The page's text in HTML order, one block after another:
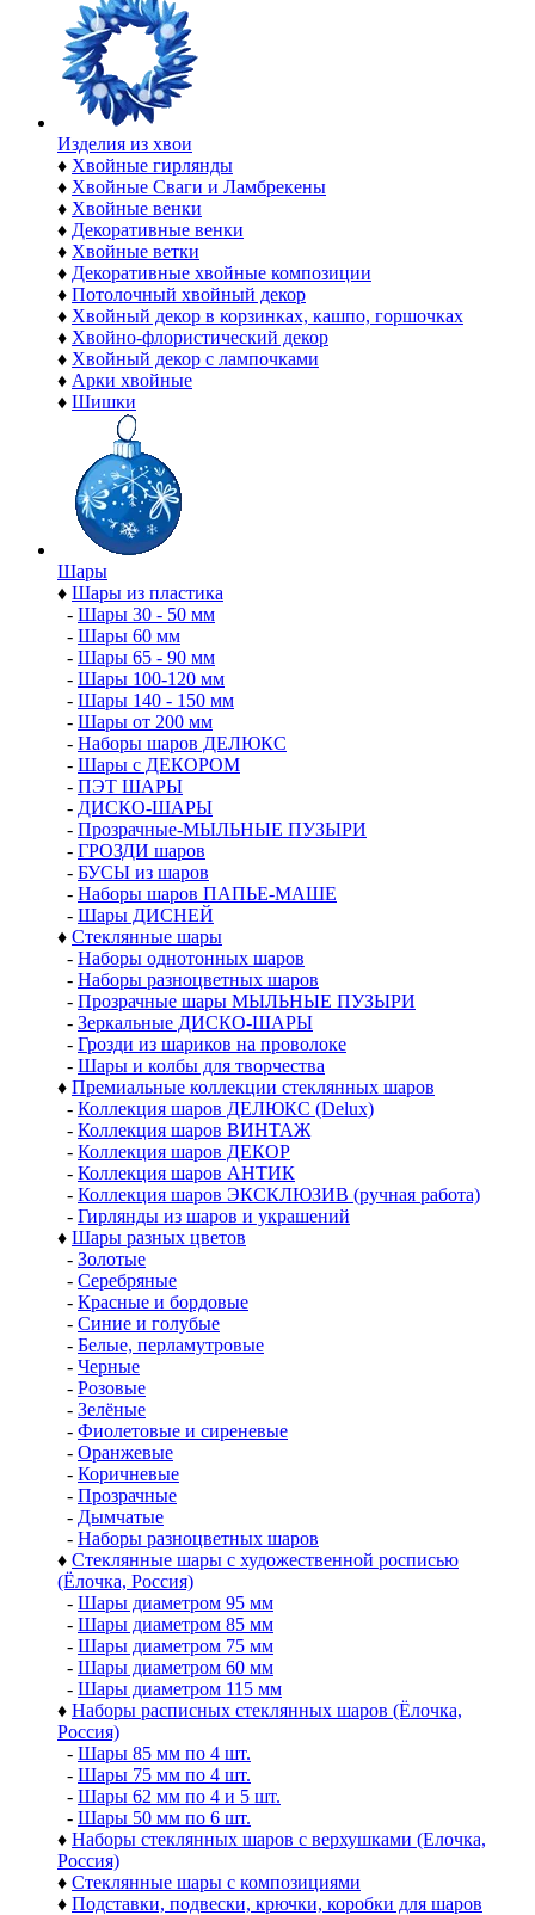
Изделия из хвои
♦ Хвойные гирлянды
♦ Хвойные Сваги и Ламбрекены
♦ Хвойные венки
♦ Декоративные венки
♦ Хвойные ветки
♦ Декоративные хвойные композиции
♦ Потолочный хвойный декор
♦ Хвойный декор в корзинках, кашпо, горшочках
♦ Хвойно-флористический декор
♦ Хвойный декор с лампочками
♦ Арки хвойные
♦ Шишки
Шары
♦ Шары из пластика
- Шары 30 - 50 мм
- Шары 60 мм
- Шары 65 - 90 мм
- Шары 100-120 мм
- Шары 140 - 150 мм
- Шары от 200 мм
- Наборы шаров ДЕЛЮКС
- Шары с ДЕКОРОМ
- ПЭТ ШАРЫ
- ДИСКО-ШАРЫ
- Прозрачные-МЫЛЬНЫЕ ПУЗЫРИ
- ГРОЗДИ шаров
- БУСЫ из шаров
- Наборы шаров ПАПЬЕ-МАШЕ
- Шары ДИСНЕЙ
♦ Стеклянные шары
- Наборы однотонных шаров
- Наборы разноцветных шаров
- Прозрачные шары МЫЛЬНЫЕ ПУЗЫРИ
- Зеркальные ДИСКО-ШАРЫ
- Грозди из шариков на проволоке
- Шары и колбы для творчества
♦ Премиальные коллекции стеклянных шаров
- Коллекция шаров ДЕЛЮКС (Delux)
- Коллекция шаров ВИНТАЖ
- Коллекция шаров ДЕКОР
- Коллекция шаров АНТИК
- Коллекция шаров ЭКСКЛЮЗИВ (ручная работа)
- Гирлянды из шаров и украшений
♦ Шары разных цветов
- Золотые
- Серебряные
- Красные и бордовые
- Синие и голубые
- Белые, перламутровые
- Черные
- Розовые
- Зелёные
- Фиолетовые и сиреневые
- Оранжевые
- Коричневые
- Прозрачные
- Дымчатые
- Наборы разноцветных шаров
♦ Стеклянные шары с художественной росписью
(Ёлочка, Россия)
- Шары диаметром 95 мм
- Шары диаметром 85 мм
- Шары диаметром 75 мм
- Шары диаметром 60 мм
- Шары диаметром 115 мм
♦ Наборы расписных стеклянных шаров (Ёлочка,
Россия)
- Шары 85 мм по 4 шт.
- Шары 75 мм по 4 шт.
- Шары 62 мм по 4 и 5 шт.
- Шары 50 мм по 6 шт.
♦ Наборы стеклянных шаров с верхушками (Елочка,
Россия)
♦ Стеклянные шары с композициями
♦ Подставки, подвески, крючки, коробки для шаров